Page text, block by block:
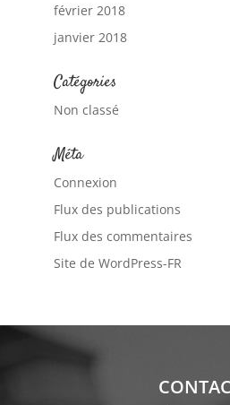
février 2018
janvier 2018
Catégories
Non classé
Méta
Connexion
Flux des publications
Flux des commentaires
Site de WordPress-FR